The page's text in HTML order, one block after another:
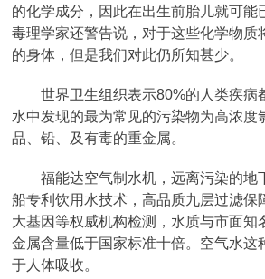
的化学成分，因此在出生前胎儿就可能
毒理学家还警告说，对于这些化学物质
的身体，但是我们对此仍所知甚少。
世界卫生组织表示80%的人类疾病
水中发现的最为常见的污染物为高浓度
品、铅、及有毒的重金属。
福能达空气制水机，远离污染的地
船专利饮用水技术，高品质九层过滤保
大基因等权威机构检测，水质与市面知
金属含量低于国家标准十倍。空气水这
于人体吸收。